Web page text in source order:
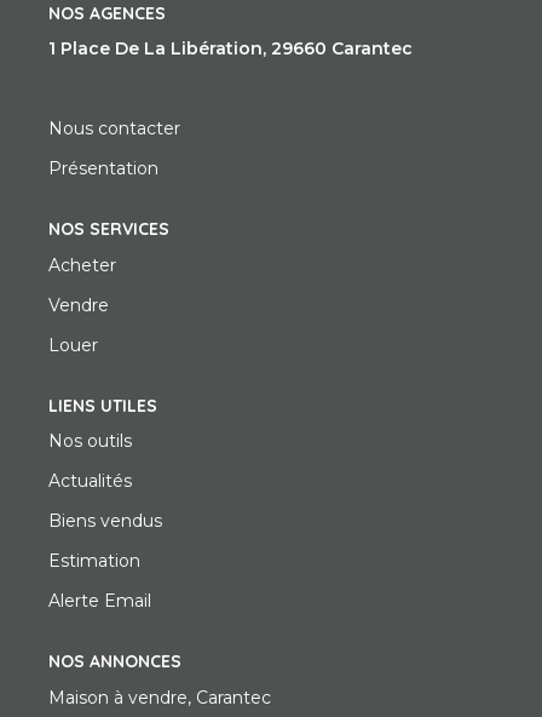
NOS AGENCES
1 Place De La Libération, 29660 Carantec
Nous contacter
Présentation
NOS SERVICES
Acheter
Vendre
Louer
LIENS UTILES
Nos outils
Actualités
Biens vendus
Estimation
Alerte Email
NOS ANNONCES
Maison à vendre, Carantec